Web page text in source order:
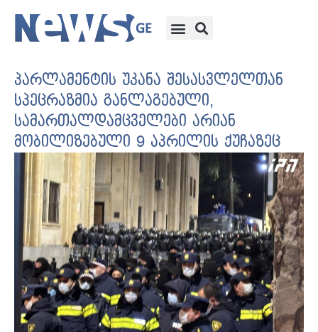
პარლამენტის უკანა შესასვლელთან
სპეცრაზმია განლაგებული,
სამართალდამცველები არიან
მობილიზებული 9 აპრილის ქუჩაზეც